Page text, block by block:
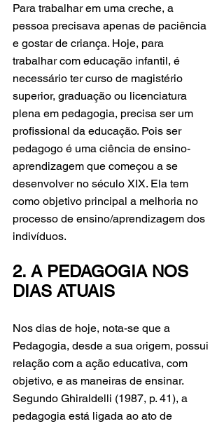
Para trabalhar em uma creche, a
pessoa precisava apenas de paciência
e gostar de criança. Hoje, para
trabalhar com educação infantil, é
necessário ter curso de magistério
superior, graduação ou licenciatura
plena em pedagogia, precisa ser um
profissional da educação. Pois ser
pedagogo é uma ciência de ensino-
aprendizagem que começou a se
desenvolver no século XIX. Ela tem
como objetivo principal a melhoria no
processo de ensino/aprendizagem dos
indivíduos.
2. A PEDAGOGIA NOS
DIAS ATUAIS
Nos dias de hoje, nota-se que a
Pedagogia, desde a sua origem, possui
relação com a ação educativa, com
objetivo, e as maneiras de ensinar.
Segundo Ghiraldelli (1987, p. 41), a
pedagogia está ligada ao ato de